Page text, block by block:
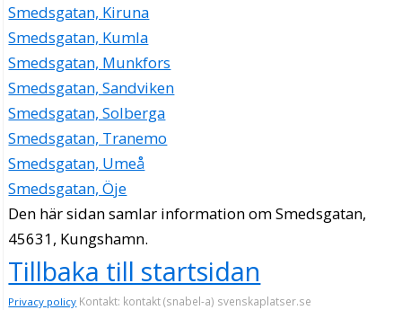
Smedsgatan, Kiruna
Smedsgatan, Kumla
Smedsgatan, Munkfors
Smedsgatan, Sandviken
Smedsgatan, Solberga
Smedsgatan, Tranemo
Smedsgatan, Umeå
Smedsgatan, Öje
Den här sidan samlar information om Smedsgatan,
45631, Kungshamn.
Tillbaka till startsidan
Privacy policy Kontakt: kontakt (snabel-a) svenskaplatser.se